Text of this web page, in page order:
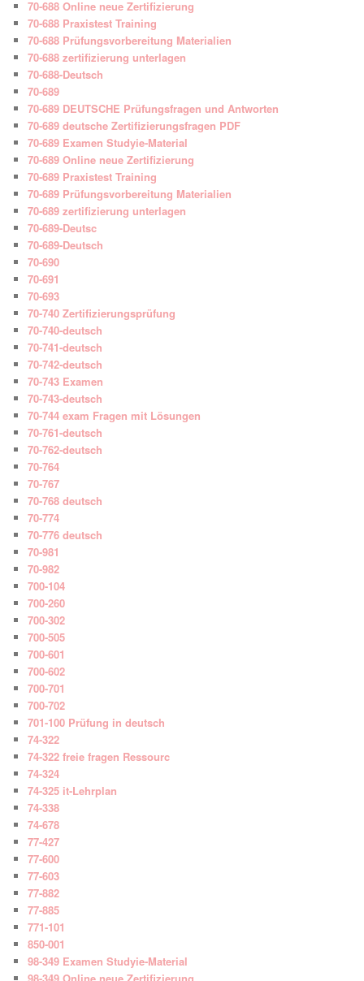
70-688 Online neue Zertifizierung
70-688 Praxistest Training
70-688 Prüfungsvorbereitung Materialien
70-688 zertifizierung unterlagen
70-688-Deutsch
70-689
70-689 DEUTSCHE Prüfungsfragen und Antworten
70-689 deutsche Zertifizierungsfragen PDF
70-689 Examen Studyie-Material
70-689 Online neue Zertifizierung
70-689 Praxistest Training
70-689 Prüfungsvorbereitung Materialien
70-689 zertifizierung unterlagen
70-689-Deutsc
70-689-Deutsch
70-690
70-691
70-693
70-740 Zertifizierungsprüfung
70-740-deutsch
70-741-deutsch
70-742-deutsch
70-743 Examen
70-743-deutsch
70-744 exam Fragen mit Lösungen
70-761-deutsch
70-762-deutsch
70-764
70-767
70-768 deutsch
70-774
70-776 deutsch
70-981
70-982
700-104
700-260
700-302
700-505
700-601
700-602
700-701
700-702
701-100 Prüfung in deutsch
74-322
74-322 freie fragen Ressourc
74-324
74-325 it-Lehrplan
74-338
74-678
77-427
77-600
77-603
77-882
77-885
771-101
850-001
98-349 Examen Studyie-Material